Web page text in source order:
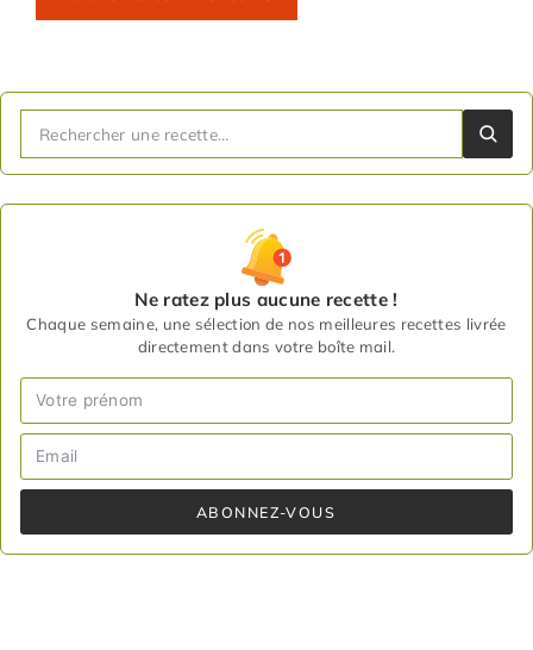
Ne ratez plus aucune recette !
Chaque semaine, une sélection de nos meilleures recettes livrée
directement dans votre boîte mail.
ABONNEZ-VOUS